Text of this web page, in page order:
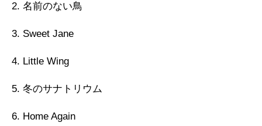
2. 名前のない鳥
3. Sweet Jane
4. Little Wing
5. 冬のサナトリウム
6. Home Again